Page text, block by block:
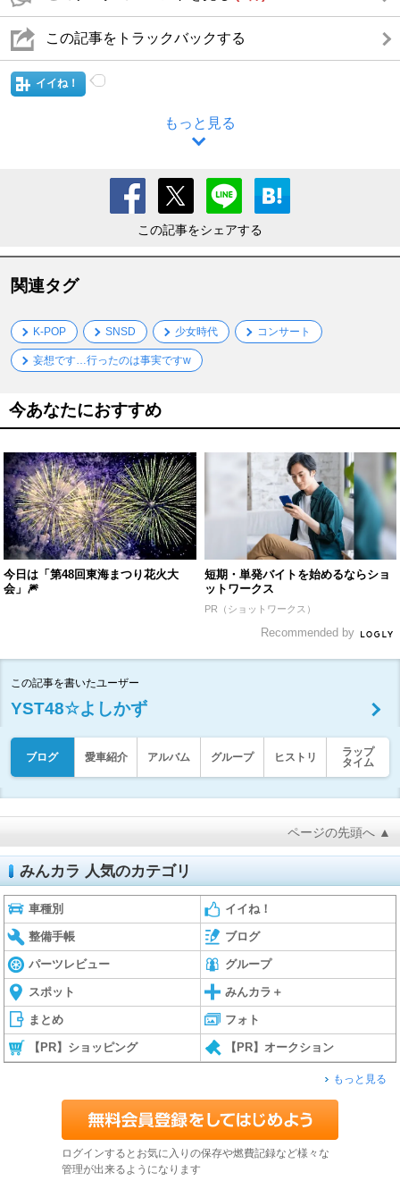
この記事をトラックバックする
イイね！
もっと見る
この記事をシェアする
関連タグ
K-POP SNSD 少女時代 コンサート
妄想です…行ったのは事実ですw
今あなたにおすすめ
今日は「第48回東海まつり花火大
会」🎆
短期・単発バイトを始めるならショ
ットワークス
PR（ショットワークス）
Recommended by
この記事を書いたユーザー
YST48☆よしかず
ブログ 愛車紹介 アルバム グループ ヒストリ
ラップ
タイム
ページの先頭へ ▲
みんカラ 人気のカテゴリ
車種別 イイね！
整備手帳 ブログ
パーツレビュー グループ
スポット みんカラ＋
まとめ フォト
【PR】ショッピング 【PR】オークション
もっと見る
ログインするとお気に入りの保存や燃費記録など様々な
管理が出来るようになります